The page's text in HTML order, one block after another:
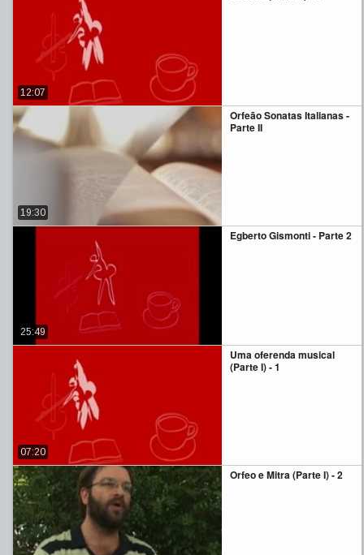
12:07
Orfeão Sonatas Italianas -
Parte II
19:30
Egberto Gismonti - Parte 2
25:49
Uma oferenda musical
(Parte I) - 1
07:20
Orfeo e Mitra (Parte I) - 2